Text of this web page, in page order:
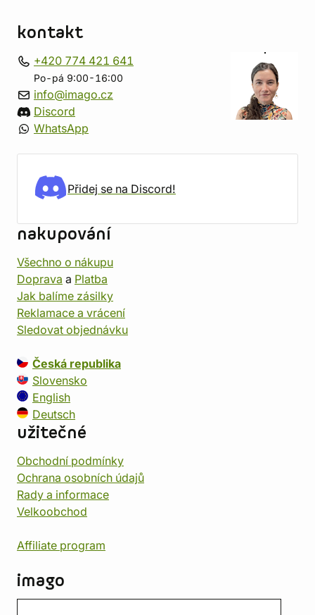
kontakt
+420 774 421 641
Po-pá 9:00-16:00
info@imago.cz
Discord
WhatsApp
Přidej se na Discord!
nakupování
Všechno o nákupu
Doprava a Platba
Jak balíme zásilky
Reklamace a vrácení
Sledovat objednávku
Česká republika
Slovensko
English
Deutsch
užitečné
Obchodní podmínky
Ochrana osobních údajů
Rady a informace
Velkoobchod
Affiliate program
imago